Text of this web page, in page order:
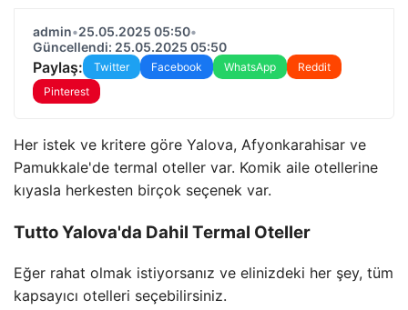
admin•25.05.2025 05:50•
Güncellendi: 25.05.2025 05:50
Paylaş: Twitter Facebook WhatsApp
Reddit
Pinterest
Her istek ve kritere göre Yalova, Afyonkarahisar ve
Pamukkale'de termal oteller var. Komik aile otellerine
kıyasla herkesten birçok seçenek var.
Tutto Yalova'da Dahil Termal Oteller
Eğer rahat olmak istiyorsanız ve elinizdeki her şey, tüm
kapsayıcı otelleri seçebilirsiniz.